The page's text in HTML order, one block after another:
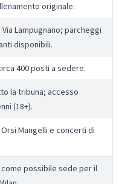
originale.
Lampugnano; parcheggi
disponibili.
400 posti a sedere.
la tribuna; accesso
(18+).
Mangelli e concerti di
possibile sede per il